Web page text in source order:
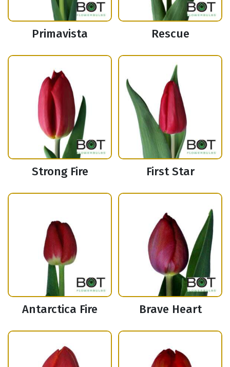
Primavista Rescue
Strong Fire First Star
Antarctica Fire Brave Heart